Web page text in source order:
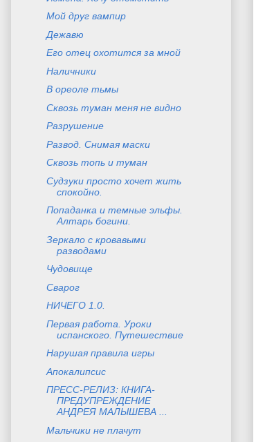
Мой друг вампир
Дежавю
Его отец охотится за мной
Наличники
В ореоле тьмы
Сквозь туман меня не видно
Разрушение
Развод. Снимая маски
Сквозь топь и туман
Судзуки просто хочет жить
спокойно.
Попаданка и темные эльфы.
Алтарь богини.
Зеркало с кровавыми
разводами
Чудовище
Сварог
НИЧЕГО 1.0.
Первая работа. Уроки
испанского. Путешествие
Нарушая правила игры
Апокалипсис
ПРЕСС-РЕЛИЗ: КНИГА-
ПРЕДУПРЕЖДЕНИЕ
АНДРЕЯ МАЛЫШЕВА ...
Мальчики не плачут